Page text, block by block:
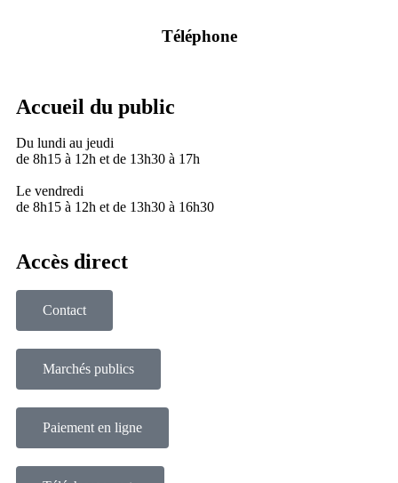
Téléphone
Accueil du public
Du lundi au jeudi
de 8h15 à 12h et de 13h30 à 17h
Le vendredi
de 8h15 à 12h et de 13h30 à 16h30
Accès direct
Contact
Marchés publics
Paiement en ligne